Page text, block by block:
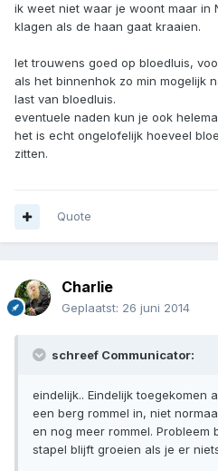
ik weet niet waar je woont maar in
klagen als de haan gaat kraaien.
let trouwens goed op bloedluis,
als het binnenhok zo min mogelijk
last van bloedluis.
eventuele naden kun je ook
het is echt ongelofelijk hoeveel
zitten.
Quote
Charlie
Geplaatst: 26 juni 2014
schreef Communicator:
eindelijk.. Eindelijk toegekomen
een berg rommel in, niet
en nog meer rommel. Probleem
stapel blijft groeien als je er